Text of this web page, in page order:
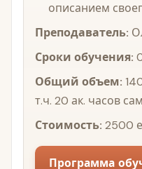
описанием
Преподаватель:
Сроки обучения:
Общий объем:
т.ч. 20 ак. часов
Стоимость: 2500
Программа